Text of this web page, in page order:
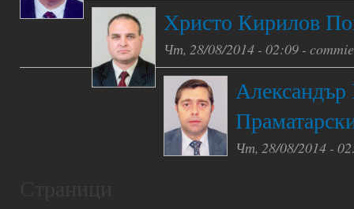
Христо Кирилов
Чт, 28/08/2014 - 02:09 - commie
Чт, 28/08/2014 -